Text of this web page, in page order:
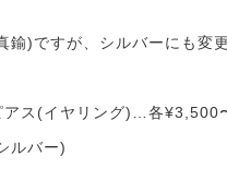
鍮)ですが、シルバーにも変
アス(イヤリング)…各¥3,500
ルバー)